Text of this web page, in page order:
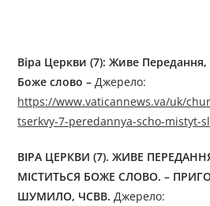
Віра Церкви (7): Живе Передання,
Боже слово –Джерелo:
https://www.vaticannews.va/uk/
tserkvy-7-peredannya-scho-mistyt-
ВІРА ЦЕРКВИ (7). ЖИВЕ
МІСТИТЬСЯ БОЖЕ СЛОВО. –
ШУМИЛО, ЧСВВ.Джерелo: